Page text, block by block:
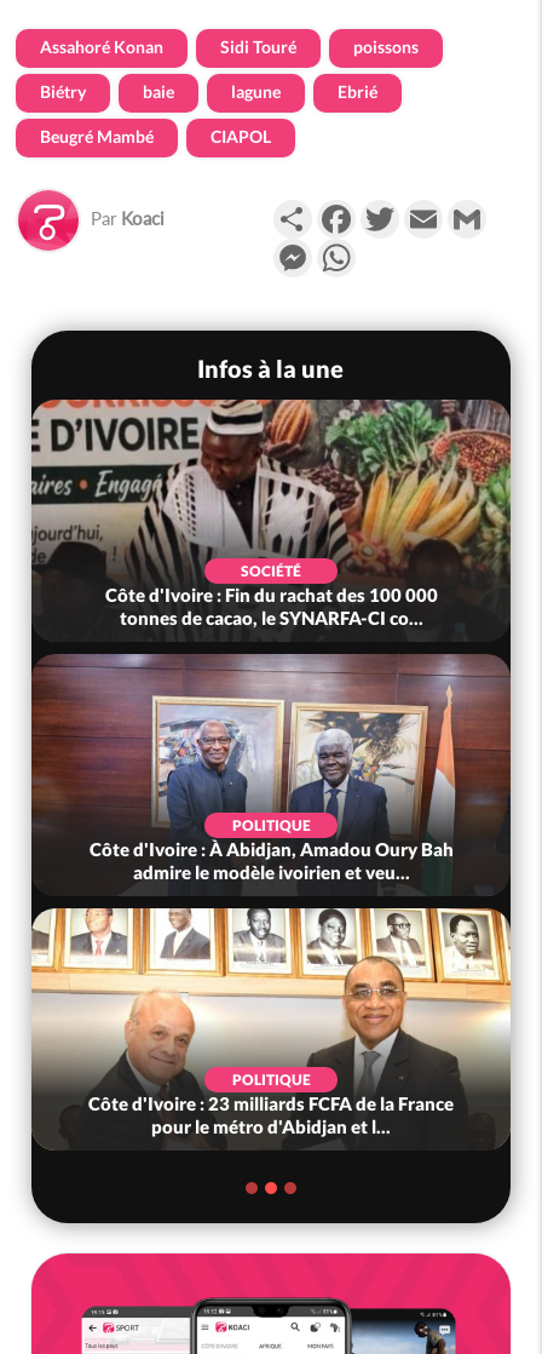
Assahoré Konan Sidi Touré poissons
Biétry baie lagune Ebrié
Beugré Mambé CIAPOL
Par Koaci PartagerFacebookTwitterEmail
Messenger
Infos à la une
SOCIÉTÉ
Côte d'Ivoire : Fin du rachat des 100 000
tonnes de cacao, le SYNARFA-CI co...
POLITIQUE
Côte d'Ivoire : À Abidjan, Amadou Oury Bah
admire le modèle ivoirien et veu...
POLITIQUE
Côte d'Ivoire : 23 milliards FCFA de la France
pour le métro d'Abidjan et l...